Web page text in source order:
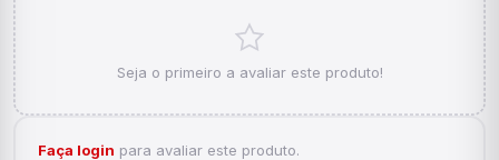
Seja o primeiro a avaliar este produto!
Faça login para avaliar este produto.